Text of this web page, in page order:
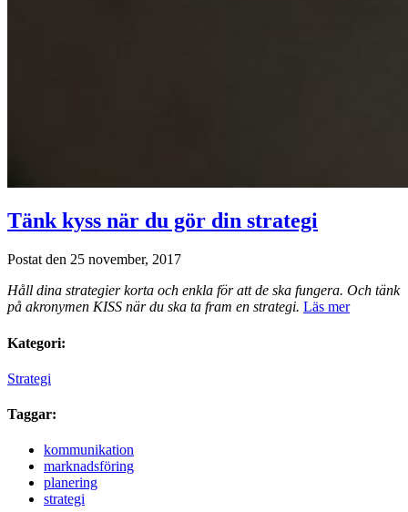
Tänk kyss när du gör din strategi
Postat den 25 november, 2017
Håll dina strategier korta och enkla för att de ska fungera. Och tänk
på akronymen KISS när du ska ta fram en strategi. Läs mer
Kategori:
Strategi
Taggar:
kommunikation
marknadsföring
planering
strategi